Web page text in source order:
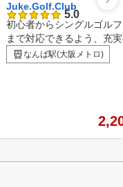
Juke.Golf.Club
5.0
初心者からシングルゴル
まで対応できるよう、充
備が揃っています。フロ
階から3階まであり、打席
に手ぶらでお立ち寄りく
なんば駅(大阪メトロ)